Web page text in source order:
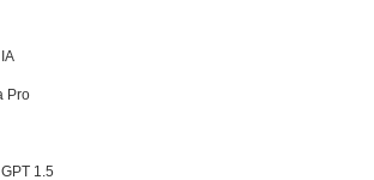
Pro
1.5